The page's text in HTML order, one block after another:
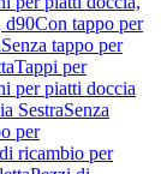
d90Con tappo per
Senza tappo per
Tappi per
per piatti doccia
SestraSenza
per
ricambio per